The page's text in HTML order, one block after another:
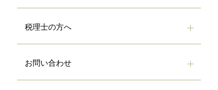
税理士の方へ
お問い合わせ